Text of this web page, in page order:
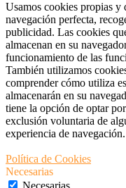
Usamos cookies propias y
navegación perfecta,
publicidad. Las cookies
almacenan en su
funcionamiento de las
También utilizamos
comprender cómo utiliza
almacenarán en su
tiene la opción de optar
exclusión voluntaria de
experiencia de navegación.
Política de Cookies
Necesarias
Necesarias